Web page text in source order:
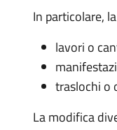
In particolare,
lavori o
traslochi o
La modifica